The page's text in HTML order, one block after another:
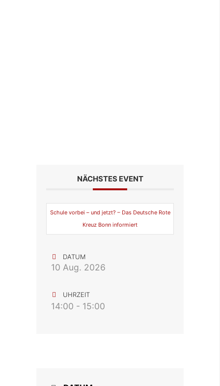
NÄCHSTES EVENT
Schule vorbei – und jetzt? – Das Deutsche Rote
Kreuz Bonn informiert
DATUM
10 Aug. 2026
UHRZEIT
14:00 - 15:00